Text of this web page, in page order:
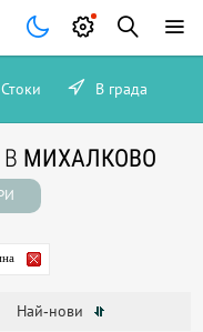
Стоки В града
МИХАЛКОВО
Най-нови